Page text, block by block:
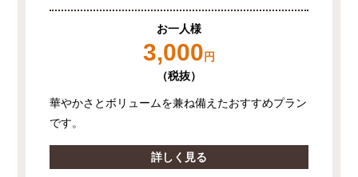
お一人様
3,000 円
（税抜）
華やかさとボリュームを兼ね備えたおすすめプラン
です。
詳しく見る